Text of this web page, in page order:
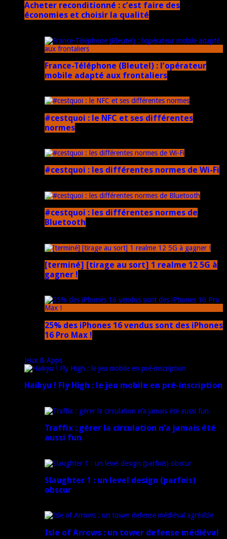
Acheter reconditionné : c’est faire des
économies et choisir la qualité
France-Téléphone (Bleutel) : l’opérateur
mobile adapté aux frontaliers
#cestquoi : le NFC et ses différentes
normes
#cestquoi : les différentes normes de Wi-Fi
#cestquoi : les différentes normes de
Bluetooth
[terminé] [tirage au sort] 1 realme 12 5G à
gagner !
25% des iPhones 16 vendus sont des iPhones
16 Pro Max !
Jeux & Apps
Haikyu ! Fly High : le jeu mobile en pré-inscription
Traffix : gérer la circulation n’a jamais été
aussi fun
Slaughter 1 : un level design (parfois)
obscur
Isle of Arrows : un tower defense médiéval